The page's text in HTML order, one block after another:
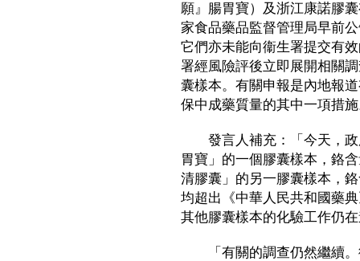
願』腸胃寶）及浙江康諾膠
家食品藥品監督管理局早前
它們亦未能向衞生署提交有
署經風險評後立即展開相關
囊樣本。有關申報是內地報
保中成藥質量的其中一項措
發言人補充：「今天，政
胃寶」的一個膠囊樣本，鉻
清膠囊」的另一膠囊樣本，
均超出《中華人民共和國藥
其他膠囊樣本的化驗工作仍
「有關的調查仍然繼續。